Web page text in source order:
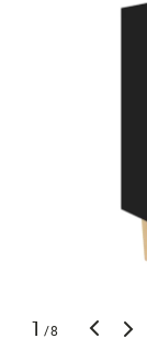
1 /8